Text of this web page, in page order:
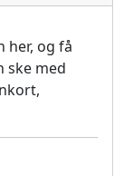
her, og få
ske med